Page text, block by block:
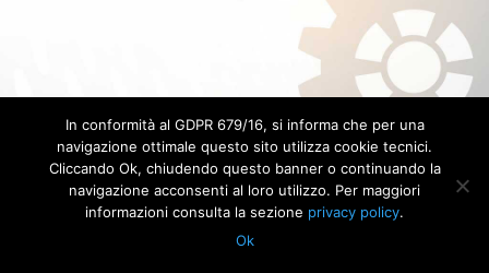
In conformità al GDPR 679/16, si informa che per una
navigazione ottimale questo sito utilizza cookie tecnici.
Cliccando Ok, chiudendo questo banner o continuando la
navigazione acconsenti al loro utilizzo. Per maggiori
informazioni consulta la sezione privacy policy.
Ok